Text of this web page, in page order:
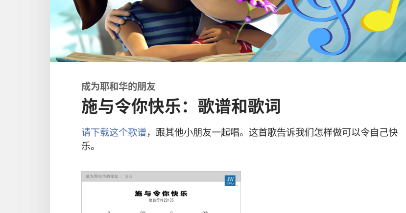
成为耶和华的朋友
施与令你快乐：歌谱和歌词
请下载这个歌谱，跟其他小朋友一起唱。这首歌告诉我们怎样做可以令自己快
乐。